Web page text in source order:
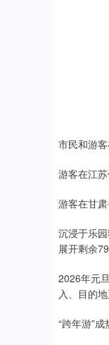
市民和游
游客在江
游客在甘
沉浸于乐
展开剩余
2026年元
入、目的
“跨年游”成